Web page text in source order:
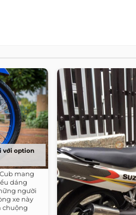
với option
mang
dáng
người
xe này
chuộng